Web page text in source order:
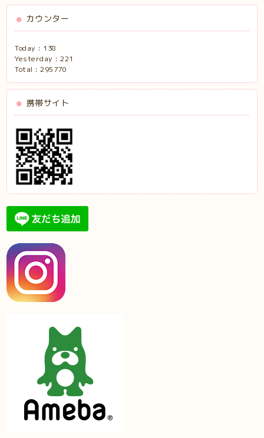
カウンター
Today : 138
Yesterday :221
Total :295770
携帯サイト